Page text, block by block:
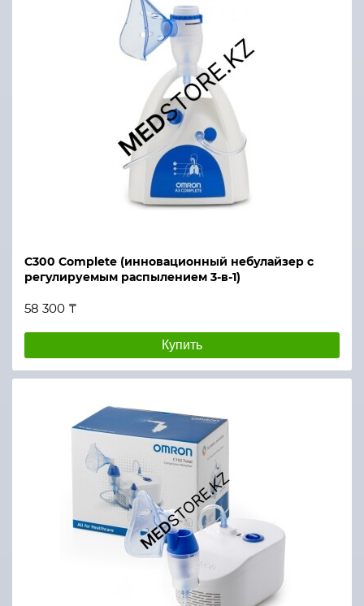
C300 Complete (инновационный небулайзер с
регулируемым распылением 3-в-1)
58 300 ₸
Купить